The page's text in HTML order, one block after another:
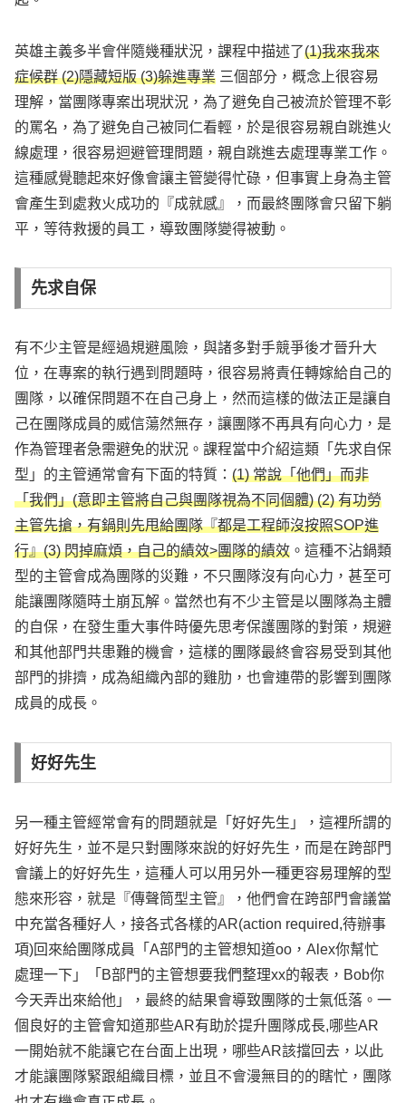
英雄主義多半會伴隨幾種狀況，課程中描述了(1)我來我來
症候群 (2)隱藏短版 (3)躲進專業 三個部分，概念上很容易
理解，當團隊專案出現狀況，為了避免自己被流於管理不彰
的罵名，為了避免自己被同仁看輕，於是很容易親自跳進火
線處理，很容易迴避管理問題，親自跳進去處理專業工作。
這種感覺聽起來好像會讓主管變得忙碌，但事實上身為主管
會產生到處救火成功的『成就感』，而最終團隊會只留下躺
平，等待救援的員工，導致團隊變得被動。
先求自保
有不少主管是經過規避風險，與諸多對手競爭後才晉升大
位，在專案的執行遇到問題時，很容易將責任轉嫁給自己的
團隊，以確保問題不在自己身上，然而這樣的做法正是讓自
己在團隊成員的威信蕩然無存，讓團隊不再具有向心力，是
作為管理者急需避免的狀況。課程當中介紹這類「先求自保
型」的主管通常會有下面的特質： (1) 常說「他們」而非
「我們」(意即主管將自己與團隊視為不同個體) (2) 有功勞
主管先搶，有鍋則先甩給團隊『都是工程師沒按照SOP進
行』(3) 閃掉麻煩，自己的績效>團隊的績效 。這種不沾鍋類
型的主管會成為團隊的災難，不只團隊沒有向心力，甚至可
能讓團隊隨時土崩瓦解。當然也有不少主管是以團隊為主體
的自保，在發生重大事件時優先思考保護團隊的對策，規避
和其他部門共患難的機會，這樣的團隊最終會容易受到其他
部門的排擠，成為組織內部的雞肋，也會連帶的影響到團隊
成員的成長。
好好先生
另一種主管經常會有的問題就是「好好先生」，這裡所謂的
好好先生，並不是只對團隊來說的好好先生，而是在跨部門
會議上的好好先生，這種人可以用另外一種更容易理解的型
態來形容，就是『傳聲筒型主管』，他們會在跨部門會議當
中充當各種好人，接各式各樣的AR(action required,待辦事
項)回來給團隊成員「A部門的主管想知道oo，Alex你幫忙
處理一下」「B部門的主管想要我們整理xx的報表，Bob你
今天弄出來給他」，最終的結果會導致團隊的士氣低落。一
個良好的主管會知道那些AR有助於提升團隊成長,哪些AR
一開始就不能讓它在台面上出現，哪些AR該擋回去，以此
才能讓團隊緊跟組織目標，並且不會漫無目的的瞎忙，團隊